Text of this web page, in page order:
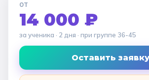
ОТ
14 000 ₽
за ученика · 2 дня · при группе 36-45
Оставить заявку